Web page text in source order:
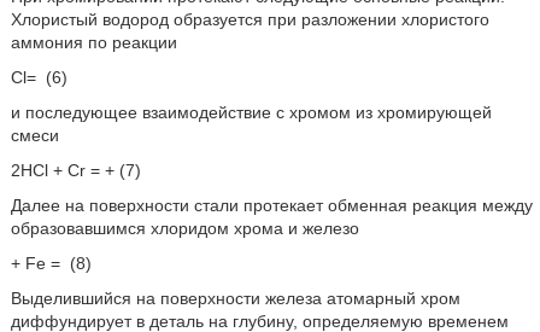
Хлористый водород образуется при разложении хлористого
аммония по реакции
Cl= (6)
и последующее взаимодействие с хромом из хромирующей
смеси
2HCl + Cr = +(7)
Далее на поверхности стали протекает обменная реакция между
образовавшимся хлоридом хрома и железо
+ Fe = (8)
Выделившийся на поверхности железа атомарный хром
диффундирует в деталь на глубину, определяемую временем